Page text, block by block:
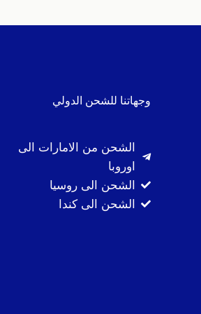
وجهاتنا للشحن الدولي
الشحن من الامارات الى
اوروبا
الشحن الى روسيا
الشحن الى كندا